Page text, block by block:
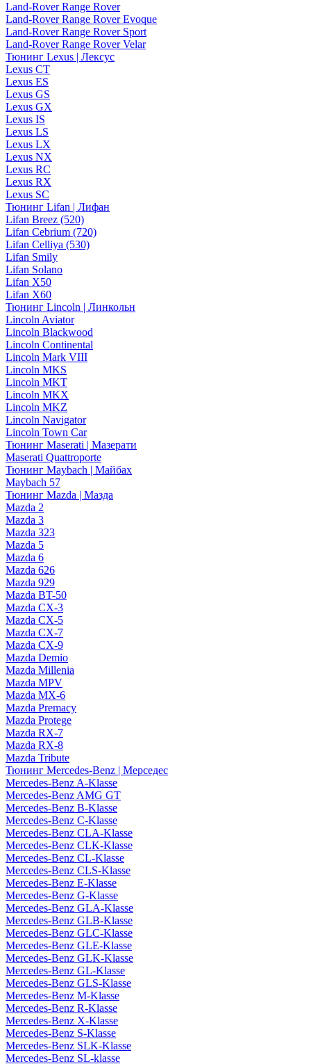
Land-Rover Range Rover
Land-Rover Range Rover Evoque
Land-Rover Range Rover Sport
Land-Rover Range Rover Velar
Тюнинг Lexus | Лексус
Lexus CT
Lexus ES
Lexus GS
Lexus GX
Lexus IS
Lexus LS
Lexus LX
Lexus NX
Lexus RC
Lexus RX
Lexus SC
Тюнинг Lifan | Лифан
Lifan Breez (520)
Lifan Cebrium (720)
Lifan Celliya (530)
Lifan Smily
Lifan Solano
Lifan X50
Lifan X60
Тюнинг Lincoln | Линкольн
Lincoln Aviator
Lincoln Blackwood
Lincoln Continental
Lincoln Mark VIII
Lincoln MKS
Lincoln MKT
Lincoln MKX
Lincoln MKZ
Lincoln Navigator
Lincoln Town Car
Тюнинг Maserati | Мазерати
Maserati Quattroporte
Тюнинг Maybach | Майбах
Maybach 57
Тюнинг Mazda | Мазда
Mazda 2
Mazda 3
Mazda 323
Mazda 5
Mazda 6
Mazda 626
Mazda 929
Mazda BT-50
Mazda CX-3
Mazda CX-5
Mazda CX-7
Mazda CX-9
Mazda Demio
Mazda Millenia
Mazda MPV
Mazda MX-6
Mazda Premacy
Mazda Protege
Mazda RX-7
Mazda RX-8
Mazda Tribute
Тюнинг Mercedes-Benz | Мерседес
Mercedes-Benz A-Klasse
Mercedes-Benz AMG GT
Mercedes-Benz B-Klasse
Mercedes-Benz C-Klasse
Mercedes-Benz CLA-Klasse
Mercedes-Benz CLK-Klasse
Mercedes-Benz CL-Klasse
Mercedes-Benz CLS-Klasse
Mercedes-Benz E-Klasse
Mercedes-Benz G-Klasse
Mercedes-Benz GLA-Klasse
Mercedes-Benz GLB-Klasse
Mercedes-Benz GLC-Klasse
Mercedes-Benz GLE-Klasse
Mercedes-Benz GLK-Klasse
Mercedes-Benz GL-Klasse
Mercedes-Benz GLS-Klasse
Mercedes-Benz M-Klasse
Mercedes-Benz R-Klasse
Mercedes-Benz X-Klasse
Mercedes-Benz S-Klasse
Mercedes-Benz SLK-Klasse
Mercedes-Benz SL-klasse